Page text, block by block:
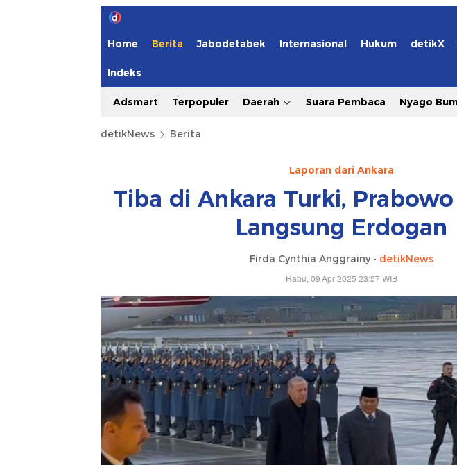
Home Berita Jabodetabek Internasional Hukum detikX
Indeks
Adsmart Terpopuler Daerah Suara Pembaca Nyago
detikNews Berita
Laporan dari Ankara
Tiba di Ankara Turki,
Langsung Erdogan
Firda Cynthia Anggrainy - detikNews
Rabu, 09 Apr 2025 23:57 WIB